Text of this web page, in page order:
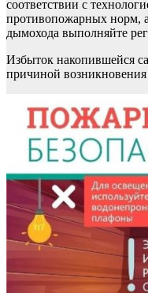
соответствии с
противопожарных норм,
дымохода выполняйте
Избыток накопившейся
причиной